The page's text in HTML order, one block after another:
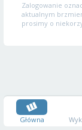
Zalogowanie
aktualnym
prosimy o
Główna